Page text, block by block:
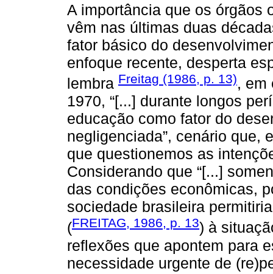
A importância que os órgãos
vêm nas últimas duas
fator básico do
enfoque recente, desperta
lembra Freitag (1986, p. 13), em
1970, “[...] durante longos
educação como fator do
negligenciada”, cenário que,
que questionemos as
Considerando que “[...]
das condições econômicas,
sociedade brasileira
(FREITAG, 1986, p. 13) à
reflexões que apontem para
necessidade urgente de